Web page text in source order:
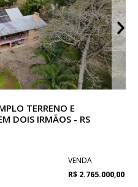
TERRENO E
DOIS IRMÃOS - RS
VENDA
R$ 2.765.000,00